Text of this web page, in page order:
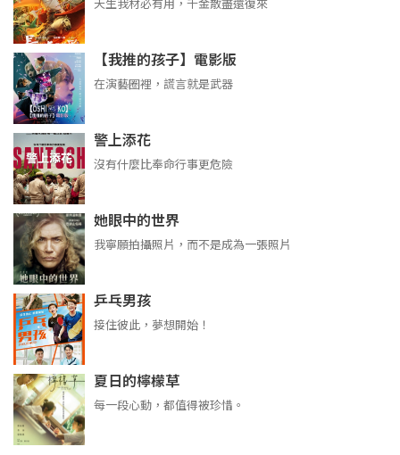
天生我材必有用，千金散盡還復來
【我推的孩子】電影版
在演藝圈裡，謊言就是武器
警上添花
沒有什麼比奉命行事更危險
她眼中的世界
我寧願拍攝照片，而不是成為一張照片
乒乓男孩
接住彼此，夢想開始！
夏日的檸檬草
每一段心動，都值得被珍惜。